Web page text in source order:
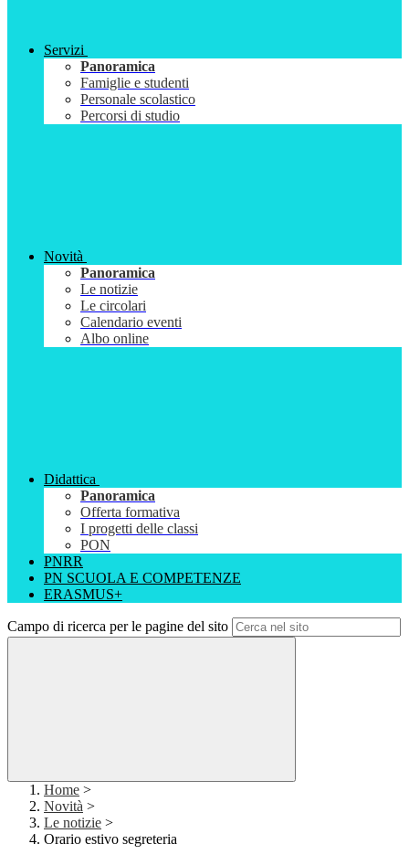
Servizi
Panoramica
Famiglie e studenti
Personale scolastico
Percorsi di studio
Novità
Panoramica
Le notizie
Le circolari
Calendario eventi
Albo online
Didattica
Panoramica
Offerta formativa
I progetti delle classi
PON
PNRR
PN SCUOLA E COMPETENZE
ERASMUS+
Campo di ricerca per le pagine del sito
Home >
Novità >
Le notizie >
Orario estivo segreteria